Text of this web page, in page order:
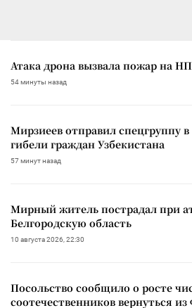
Атака дрона вызвала пожар на
54 минуты назад
Мирзиеев отправил спецгруппу
гибели граждан Узбекистана
57 минут назад
Мирный житель пострадал при
Белгородскую область
10 августа 2026, 22:30
Посольство сообщило о росте
соотечественников вернуться